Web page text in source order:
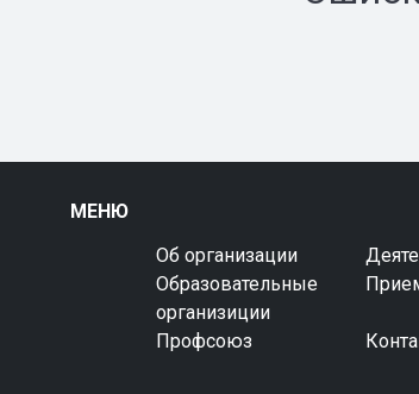
МЕНЮ
Об организации
Образовательные
организиции
Профсоюз